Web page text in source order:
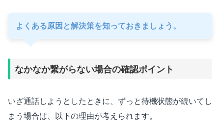
よくある原因と解決策を知っておきましょう。
なかなか繋がらない場合の確認ポイント
いざ通話しようとしたときに、ずっと待機状態が続いてし
まう場合は、以下の理由が考えられます。